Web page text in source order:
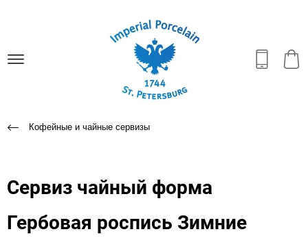
Кофейные и чайные сервизы
Сервиз чайный форма
Гербовая роспись Зимние